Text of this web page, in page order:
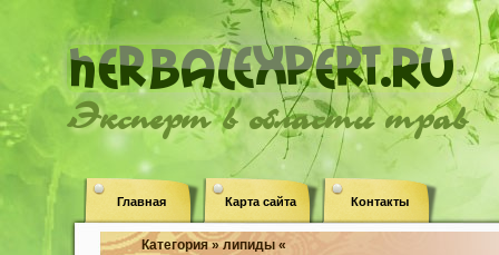
Эксперт в области трав
Главная Карта сайта Контакты
Категория » липиды «